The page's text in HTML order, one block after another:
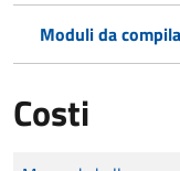
Moduli da
Costi
Tipo di pagamento
Importo